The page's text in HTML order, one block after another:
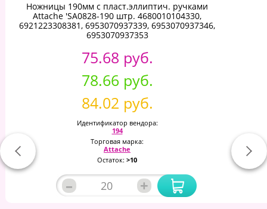
Ножницы 190мм с пласт.эллиптич. ручками
Attache 'SA0828-190 штр. 4680010104330,
6921223308381, 6953070937339, 6953070937346,
6953070937353
75.68 руб.
78.66 руб.
84.02 руб.
Идентификатор вендора:
194
Торговая марка:
Attache
Остаток: >10
– +